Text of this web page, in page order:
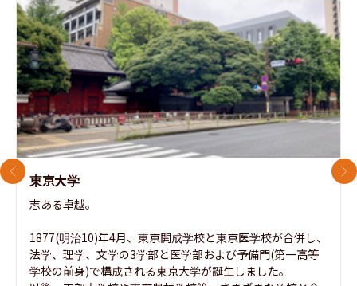
東京大学
志ある卓越。
1877(明治10)年4月、東京開成学校と東京医学校が合併し、
法学、理学、文学の3学部と医学部および予備門(第一高等
学校の前身)で構成される東京大学が誕生しました。
前のスライド 次